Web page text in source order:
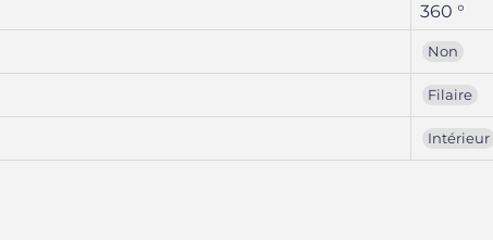
360 °
Non
Filaire
Intérieur